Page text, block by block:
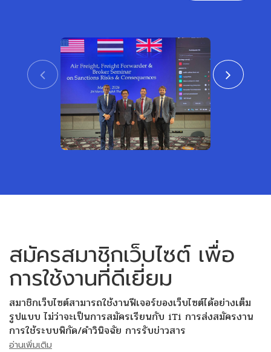
สมัครสมาชิกเว็บไซต์ เพื่อ
การใช้งานที่ดีเยี่ยม
สมาชิกเว็บไซต์สามารถใช้งานฟีเจอร์ของเว็บไซต์ได้อย่างเต็ม
รูปแบบ ไม่ว่าจะเป็นการสมัครเรียนกับ iTi การส่งสมัครงาน
การใช้ระบบพิกัด/คำวินิจฉัย การรับข่าวสาร
อ่านเพิ่มเติม